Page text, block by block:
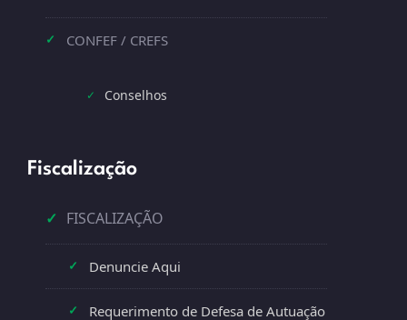
✓ CONFEF / CREFS
✓ Conselhos
Fiscalização
✓ FISCALIZAÇÃO
✓ Denuncie Aqui
✓ Requerimento de Defesa de Autuação